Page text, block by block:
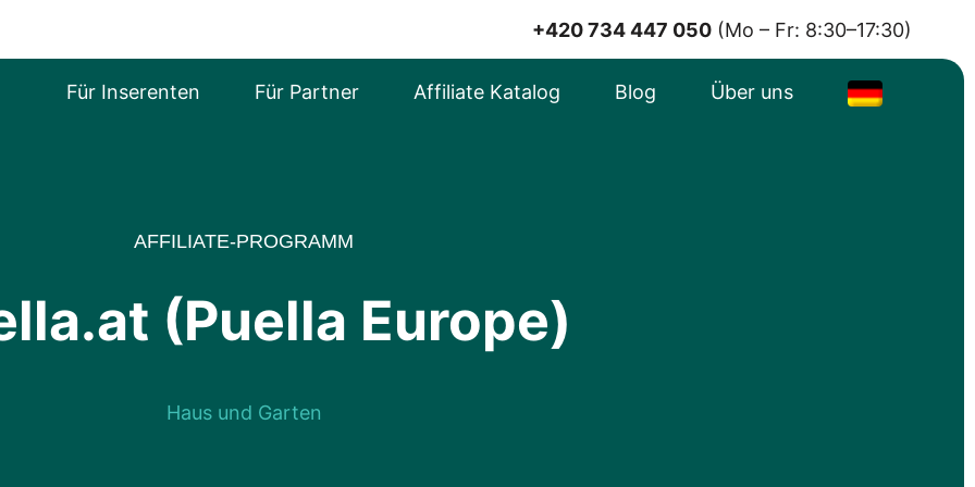
+420 734 447 050 (Mo – Fr: 8:30–17:30)
Für Inserenten Für Partner Affiliate Katalog Blog Über uns
AFFILIATE-PROGRAMM
(Puella Europe)
Haus und Garten